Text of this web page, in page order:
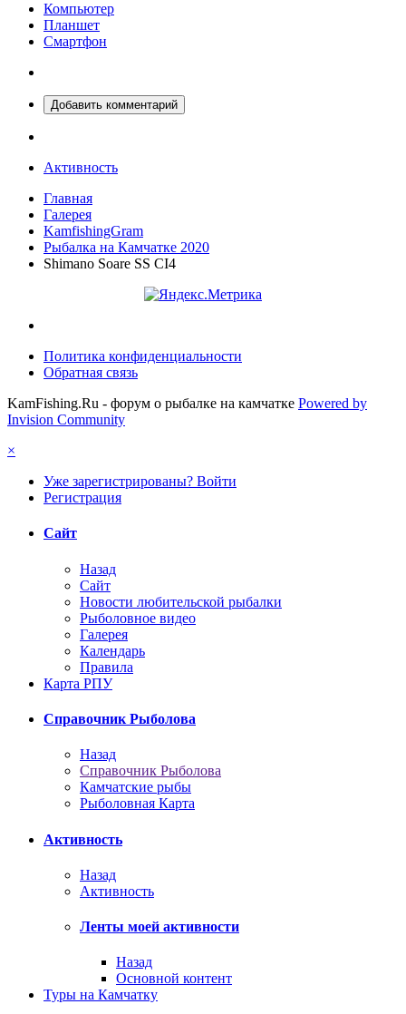
Компьютер
Планшет
Смартфон
Добавить комментарий
Активность
Главная
Галерея
KamfishingGram
Рыбалка на Камчатке 2020
Shimano Soare SS CI4
Политика конфиденциальности
Обратная связь
KamFishing.Ru - форум о рыбалке на камчатке Powered by
Invision Community
×
Уже зарегистрированы? Войти
Регистрация
Сайт
Назад
Сайт
Новости любительской рыбалки
Рыболовное видео
Галерея
Календарь
Правила
Карта РПУ
Справочник Рыболова
Назад
Справочник Рыболова
Камчатские рыбы
Рыболовная Карта
Активность
Назад
Активность
Ленты моей активности
Назад
Основной контент
Туры на Камчатку